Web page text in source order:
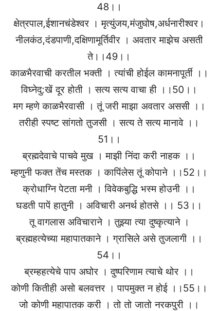
48।।
क्षेत्रपाल,ईशानचंडेश्वर । मृत्युंजय,मंजुघोष,अर्धनारीश्वर।
नीलकंठ,दंडपाणी,दक्षिणामूर्तिवीर । अवतार माझेच असती
ते।।49।।
काळभैरवाची करतील भक्ती । त्यांची होईल कामनापूर्ती ।।
विघ्नेदु:खें दूर होती । सत्य सत्य वाचा ही ।।50।।
मग म्हणे काळभैरवासी । तूं जरी माझा अवतार अससी ।।
तरीही स्पष्ट सांगतो तुजसी । सत्य ते सत्य मानावे ।।
51।।
ब्रह्मदेवाचे पाचवे मुख । माझी निंदा करी नाहक ।।
म्हणुनी फक्त तेंच मस्तक । कापिंलेस तूं कोपाने ।।52।।
क्रोधाग्नि पेटता मनी । विवेकबुद्धि भस्म होउनी ।।
घडती पापें हातुनी । अविचारी अनर्थ होतसे ।। 53।।
तू वागलास अविचाराने । तुझ्या त्या दुष्कृत्याने ।
ब्रह्महत्येच्या महापातकाने । ग्रासिले असे तुजलागी ।।
54।।
ब्रम्हहत्येचे पाप अघोर । दुष्परिणाम त्याचे थोर ।।
कोणी कितीही असो बलवत्तर । पापमुक्त न होई ।।55।।
जो कोणी महापातक करी । तो तो जातो नरकपुरी ।।